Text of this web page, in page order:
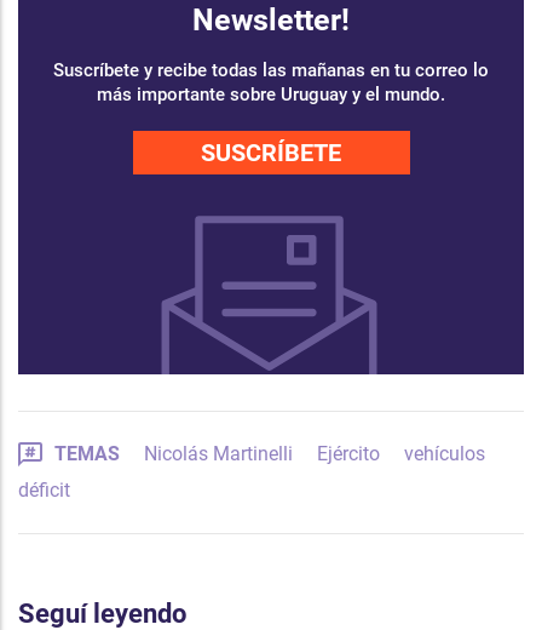
Newsletter!
Suscríbete y recibe todas las mañanas en tu correo lo
más importante sobre Uruguay y el mundo.
SUSCRÍBETE
TEMAS Nicolás Martinelli Ejército
vehículos
déficit
Seguí leyendo